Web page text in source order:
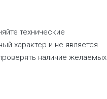
технические
характер и не является
наличие желаемых